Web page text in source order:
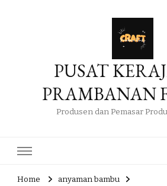
PUSAT
PRAMBANAN
Produsen dan Pemasar
Home
anyaman bambu